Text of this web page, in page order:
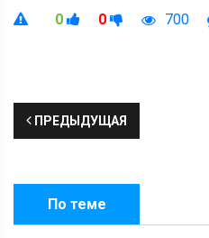
0 0 700
ПРЕДЫДУЩАЯ
По теме